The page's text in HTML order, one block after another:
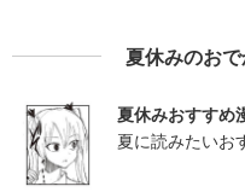
夏休みのお
夏休みおすすめ
夏に読みたいお